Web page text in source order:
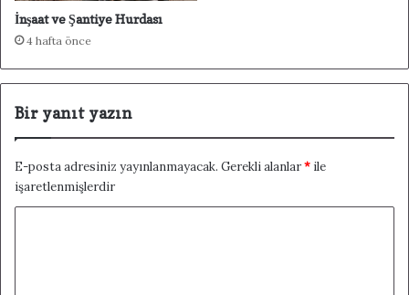
İnşaat ve Şantiye Hurdası
4 hafta önce
Bir yanıt yazın
E-posta adresiniz yayınlanmayacak. Gerekli alanlar* ile
işaretlenmişlerdir